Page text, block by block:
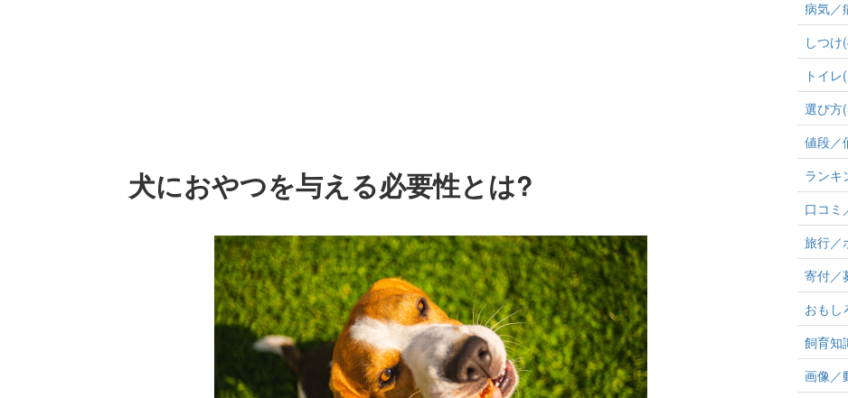
犬におやつを与える必要性とは?
病気／
しつけ
トイ
選び方
値段／
ランキ
口コミ
旅行／
寄付／
おもし
飼育知
画像／